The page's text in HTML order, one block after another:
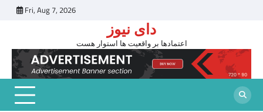
Fri, Aug 7, 2026
دای نیوز
اعتمادها بر واقعیت ها استوار هست